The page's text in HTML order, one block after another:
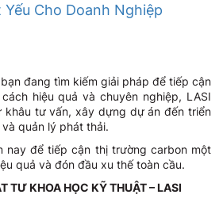
Cho Doanh Nghiệp
đang tìm kiếm giải pháp để tiếp cận
hiệu quả và chuyên nghiệp, LASI
khâu tư vấn, xây dựng dự án đến triển
quản lý phát thải.
nay để tiếp cận thị trường carbon một
quả và đón đầu xu thế toàn cầu.
TƯ KHOA HỌC KỸ THUẬT – LASI